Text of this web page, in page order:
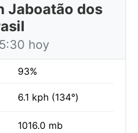
Jaboatão dos
hoy
93%
6.1 kph (134°)
1016.0 mb